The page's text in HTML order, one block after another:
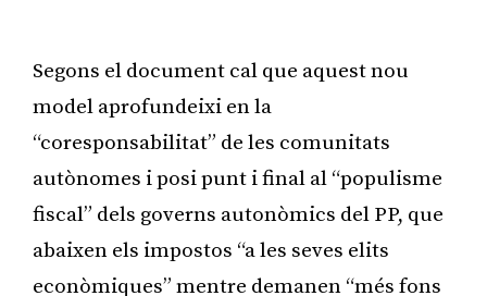
Segons el document cal que aquest nou
model aprofundeixi en la
“coresponsabilitat” de les comunitats
autònomes i posi punt i final al “populisme
fiscal” dels governs autonòmics del PP, que
abaixen els impostos “a les seves elits
econòmiques” mentre demanen “més fons